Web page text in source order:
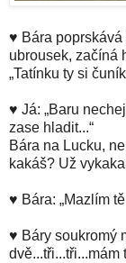
♥ Bára
ubrousek, začíná
„Tatínku ty si
♥ Já: „Baru
zase hladit...“
Bára na Lucku,
kakáš? Už
♥ Bára: „Mazlím
♥ Báry soukromý
dvě...tři...tři...mám